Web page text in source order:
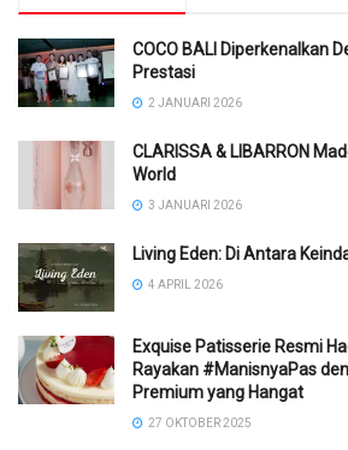
COCO BALI Diperkenalkan
Prestasi
2 JANUARI 2026
CLARISSA & LIBARRON
World
3 JANUARI 2026
Living Eden: Di Antara
4 APRIL 2026
Exquise Patisserie Resmi
Rayakan #ManisnyaPas
Premium yang Hangat
27 OKTOBER 2025